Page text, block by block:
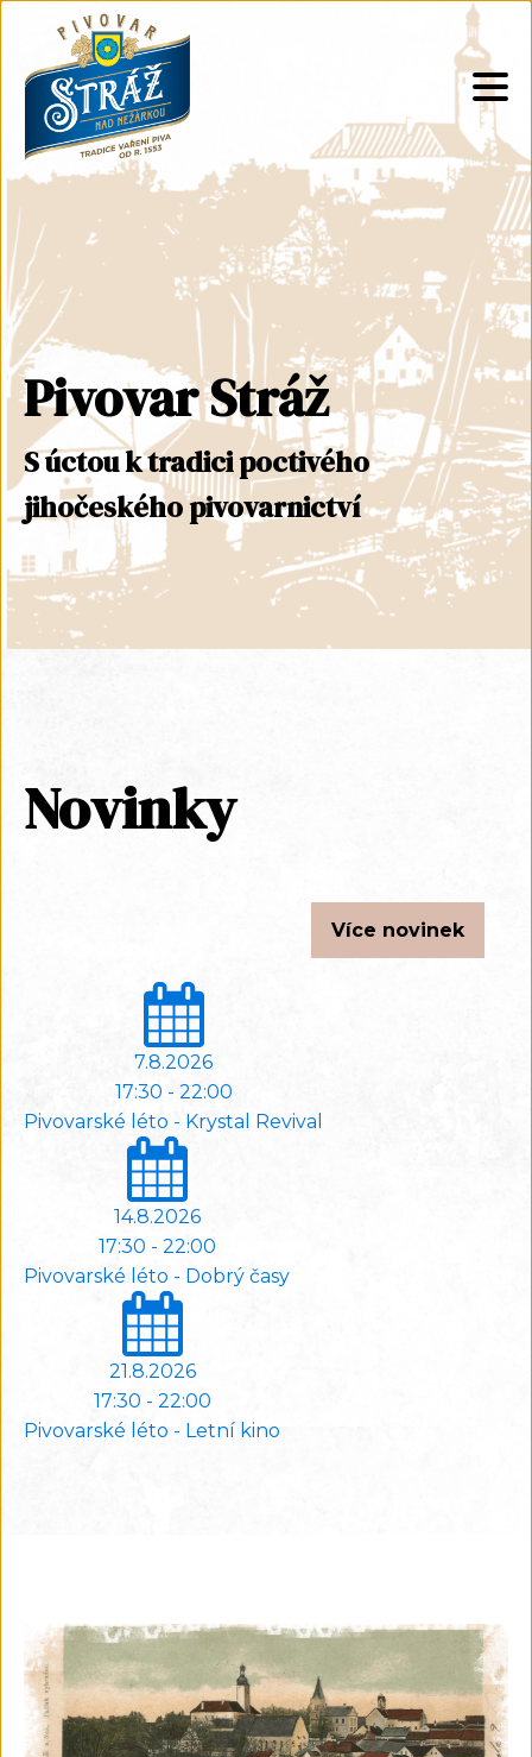
Pivovar Stráž
S úctou k tradici poctivého
jihočeského pivovarnictví
Novinky
Více novinek
7.8.2026
17:30 - 22:00
Pivovarské léto - Krystal Revival
14.8.2026
17:30 - 22:00
Pivovarské léto - Dobrý časy
21.8.2026
17:30 - 22:00
Pivovarské léto - Letní kino